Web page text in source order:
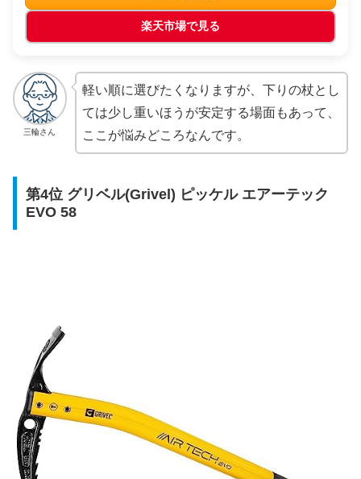
楽天市場で見る
三輪さん
軽い順に選びたくなりますが、下りの杖とし
ては少し重いほうが安定する場面もあって、
ここが悩みどころなんです。
第4位 グリベル(Grivel) ピッケル エアーテック
EVO 58